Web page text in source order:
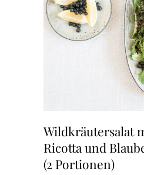
Wildkräutersalat
Ricotta und
(2 Portionen)